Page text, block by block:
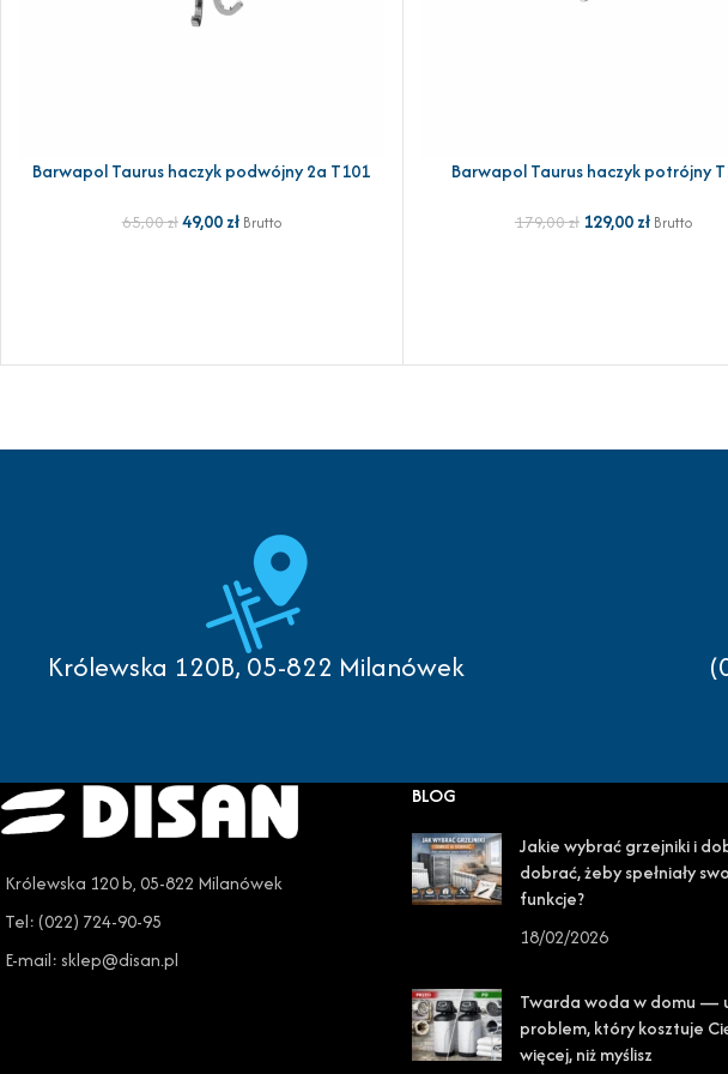
DODAJ DO KOSZYKA
Barwapol Taurus haczyk podwójny 2a T101
65,00zł49,00zł Brutto
DODAJ DO KOSZYKA
Barwapol Taurus haczyk potrójny
179,00zł 129,00zł Brutto
Królewska 120B, 05-822 Milanówek
Królewska 120 b, 05-822 Milanówek
Tel: (022) 724-90-95
E-mail: sklep@disan.pl
BLOG
Jakie wybrać grzejniki i
dobrać, żeby spełniały
funkcje?
18/02/2026
Twarda woda w domu —
problem, który kosztuje
więcej, niż myślisz